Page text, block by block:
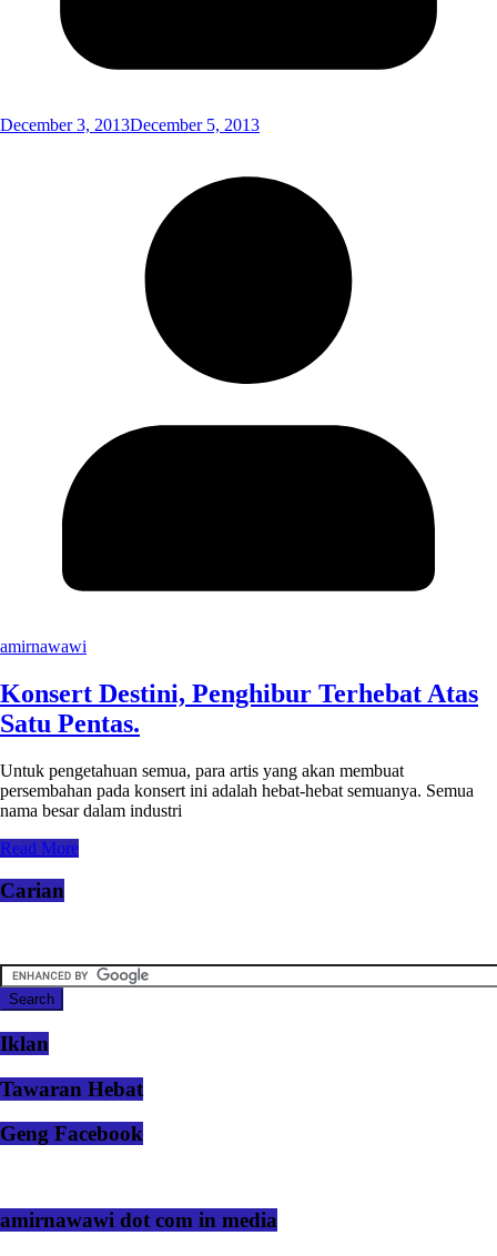
December 3, 2013December 5, 2013
amirnawawi
Konsert Destini, Penghibur Terhebat Atas
Satu Pentas.
Untuk pengetahuan semua, para artis yang akan membuat
persembahan pada konsert ini adalah hebat-hebat semuanya. Semua
nama besar dalam industri
Read More
Carian
Iklan
Tawaran Hebat
Geng Facebook
amirnawawi dot com in media